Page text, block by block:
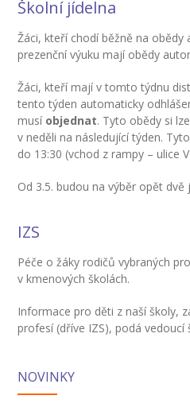
-- Zájmová činnost –
-- Školská rada
-- Přijímací řízení na
-- Ke stažení
GDPR
Školní jídelna
Žáci, kteří chodí běžně na
prezenční výuku mají obědy
Žáci, kteří mají v tomto týdnu
tento týden automaticky
musí objednat. Tyto obědy si
v neděli na následující týden.
do 13:30 (vchod z rampy – ulice
Od 3.5. budou na výběr opět dvě
IZS
Péče o žáky rodičů vybraných
v kmenových školách.
Informace pro děti z naší školy,
profesí (dříve IZS), podá vedoucí
NOVINKY